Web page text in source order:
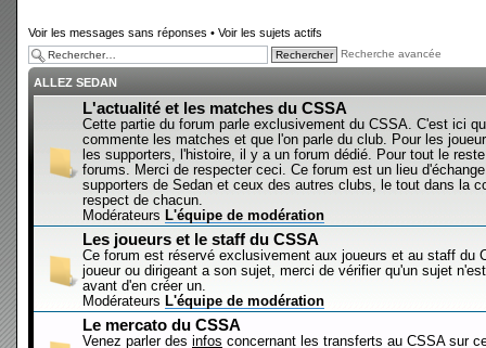
Voir les messages sans réponses • Voir les sujets actifs
Recherche avancée
ALLEZ SEDAN
L'actualité et les matches du CSSA
Cette partie du forum parle exclusivement du CSSA. C'est ici
commente les matches et que l'on parle du club. Pour les
les supporters, l'histoire, il y a un forum dédié. Pour tout le
forums. Merci de respecter ceci. Ce forum est un lieu
supporters de Sedan et ceux des autres clubs, le tout dans la
respect de chacun.
Modérateurs L'équipe de modération
Les joueurs et le staff du CSSA
Ce forum est réservé exclusivement aux joueurs et au staff du
joueur ou dirigeant a son sujet, merci de vérifier qu'un sujet
avant d'en créer un.
Modérateurs L'équipe de modération
Le mercato du CSSA
Venez parler des infos concernant les transferts au CSSA sur